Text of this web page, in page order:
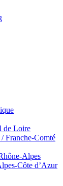
de Loire
Franche-Comté
Alpes
Côte d’Azur